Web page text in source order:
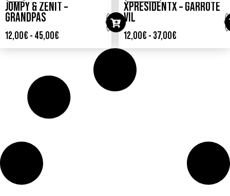
JOMPY & ZENIT –
GRANDPAS
12,00€ - 45,00€
XPRESIDENTX – GARROTE
VIL
12,00€ - 37,00€